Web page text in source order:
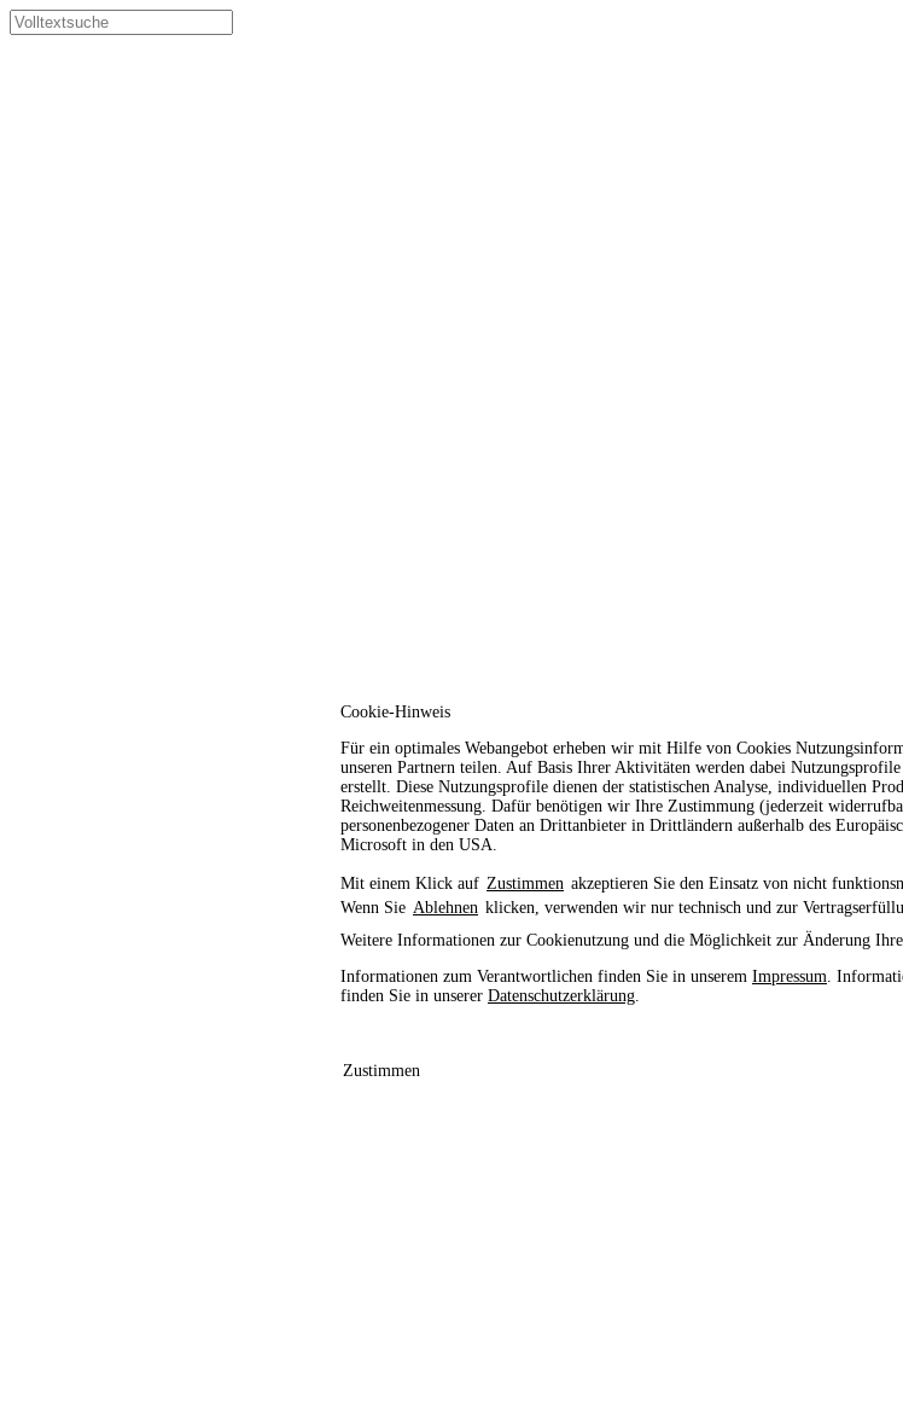
Cookie-Hinweis
Für ein optimales Webangebot erheben wir mit Hilfe von Cookies
unseren Partnern teilen. Auf Basis Ihrer Aktivitäten werden dabei
erstellt. Diese Nutzungsprofile dienen der statistischen Analyse, individuellen
Reichweitenmessung. Dafür benötigen wir Ihre Zustimmung (jederzeit
personenbezogener Daten an Drittanbieter in Drittländern außerhalb des
Microsoft in den USA.
Mit einem Klick auf Zustimmen akzeptieren Sie den Einsatz von nicht
Wenn Sie Ablehnen klicken, verwenden wir nur technisch und zur
Weitere Informationen zur Cookienutzung und die Möglichkeit zur Änderung
Informationen zum Verantwortlichen finden Sie in unserem Impressum .
finden Sie in unserer Datenschutzerklärung
Zustimmen